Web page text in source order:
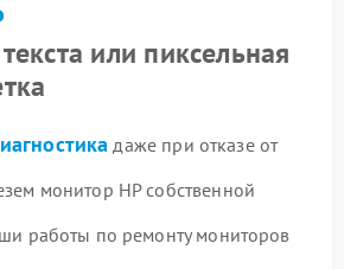
или пиксельная
даже при отказе от
монитор HP собственной
работы по ремонту мониторов